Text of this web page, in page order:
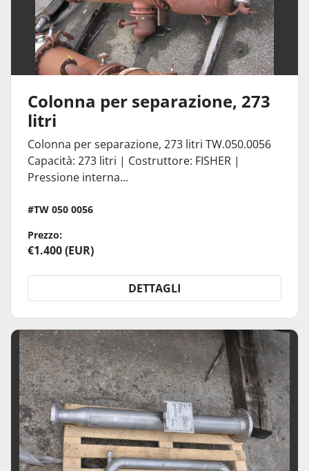
Colonna per separazione, 273
litri
Colonna per separazione, 273 litri TW.050.0056
Capacità: 273 litri | Costruttore: FISHER |
Pressione interna...
#TW 050 0056
Prezzo:
€1.400 (EUR)
DETTAGLI